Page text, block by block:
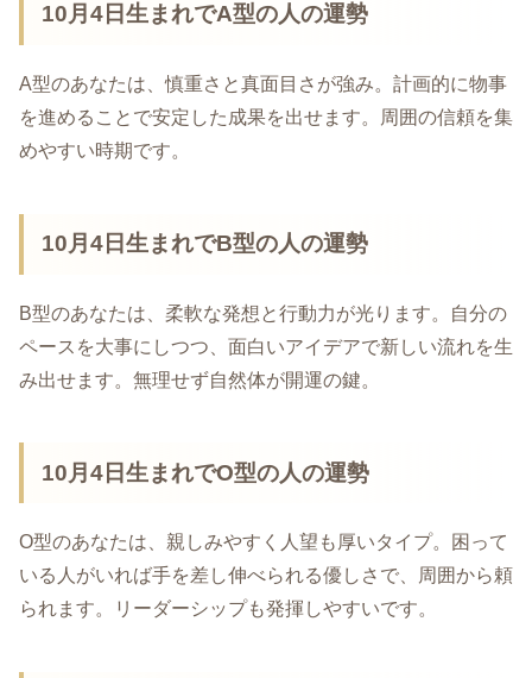
10月4日生まれでA型の人の運勢
A型のあなたは、慎重さと真面目さが強み。計画的に物事
を進めることで安定した成果を出せます。周囲の信頼を集
めやすい時期です。
10月4日生まれでB型の人の運勢
B型のあなたは、柔軟な発想と行動力が光ります。自分の
ペースを大事にしつつ、面白いアイデアで新しい流れを生
み出せます。無理せず自然体が開運の鍵。
10月4日生まれでO型の人の運勢
O型のあなたは、親しみやすく人望も厚いタイプ。困って
いる人がいれば手を差し伸べられる優しさで、周囲から頼
られます。リーダーシップも発揮しやすいです。